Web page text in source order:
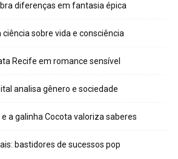
diferenças em fantasia épica
ciência sobre vida e consciência
Recife em romance sensível
analisa gênero e sociedade
a galinha Cocota valoriza saberes
bastidores de sucessos pop